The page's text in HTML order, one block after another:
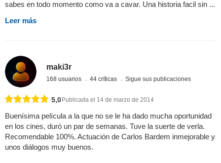
sabes en todo momento como va a cavar. Una historia facil sin ...
Leer más
maki3r
168 usuarios 44 críticas Sigue sus publicaciones
5,0Publicada el 14 de marzo de 2014
Buenísima película a la que no se le ha dado mucha oportunidad
en los cines, duró un par de semanas. Tuve la suerte de verla.
Recomendable 100%. Actuación de Carlos Bardem inmejorable y
unos diálogos muy buenos.